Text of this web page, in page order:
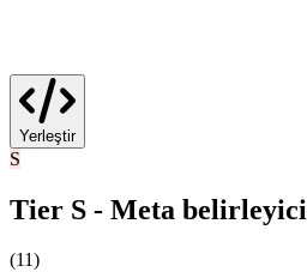
Yerleştir
S
Tier S - Meta belirleyici
(11)